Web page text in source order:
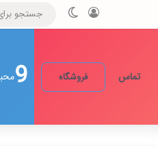
ورود تغییر پوسته
تماس فروشگاه 9